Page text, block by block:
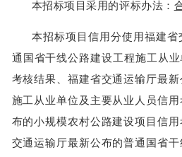
本招标项目采用的评标办法：
本招标项目信用分使用福建
通 国省干线公路建设工程施工 从
考核结果、福建省交通运输厅最
施工从业单位及主要从业人员信
布的小规模农村公路建设项目信
交通运输厅最新公布的普通国省